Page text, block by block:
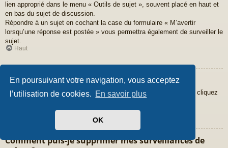
En poursuivant votre navigation, vous acceptez
l’utilisation de cookies. En savoir plus
OK
lien approprié dans le menu « Outils de sujet », souvent placé en haut et
en bas du sujet de discussion.
Répondre à un sujet en cochant la case du formulaire « M’avertir
lorsqu’une réponse est postée » vous permettra également de surveiller le
sujet.
Haut
Comment surveiller des forums ?
Pour surveiller un forum en particulier, une fois entré sur celui-ci, cliquez
Comment puis-je supprimer mes surveillances de